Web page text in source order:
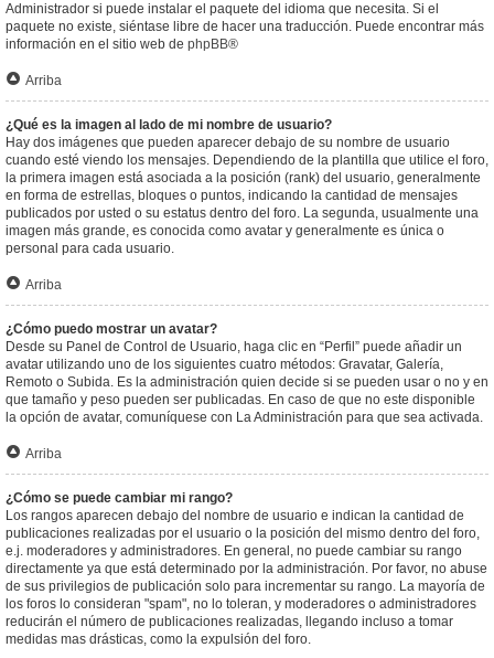
Administrador si puede instalar el paquete del idioma que necesita. Si el
paquete no existe, siéntase libre de hacer una traducción. Puede encontrar más
información en el sitio web de phpBB®
Arriba
¿Qué es la imagen al lado de mi nombre de usuario?
Hay dos imágenes que pueden aparecer debajo de su nombre de usuario
cuando esté viendo los mensajes. Dependiendo de la plantilla que utilice el foro,
la primera imagen está asociada a la posición (rank) del usuario, generalmente
en forma de estrellas, bloques o puntos, indicando la cantidad de mensajes
publicados por usted o su estatus dentro del foro. La segunda, usualmente una
imagen más grande, es conocida como avatar y generalmente es única o
personal para cada usuario.
Arriba
¿Cómo puedo mostrar un avatar?
Desde su Panel de Control de Usuario, haga clic en “Perfil” puede añadir un
avatar utilizando uno de los siguientes cuatro métodos: Gravatar, Galería,
Remoto o Subida. Es la administración quien decide si se pueden usar o no y en
que tamaño y peso pueden ser publicadas. En caso de que no este disponible
la opción de avatar, comuníquese con La Administración para que sea activada.
Arriba
¿Cómo se puede cambiar mi rango?
Los rangos aparecen debajo del nombre de usuario e indican la cantidad de
publicaciones realizadas por el usuario o la posición del mismo dentro del foro,
e.j. moderadores y administradores. En general, no puede cambiar su rango
directamente ya que está determinado por la administración. Por favor, no abuse
de sus privilegios de publicación solo para incrementar su rango. La mayoría de
los foros lo consideran "spam", no lo toleran, y moderadores o administradores
reducirán el número de publicaciones realizadas, llegando incluso a tomar
medidas mas drásticas, como la expulsión del foro.